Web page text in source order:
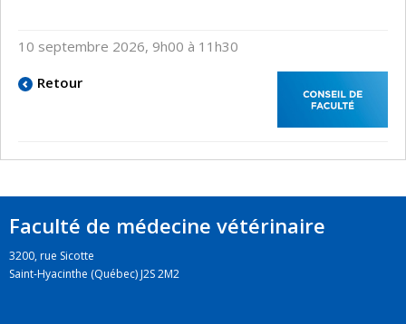
10 septembre 2026, 9h00 à 11h30
Retour
Faculté de médecine vétérinaire
3200, rue Sicotte
Saint-Hyacinthe (Québec) J2S 2M2